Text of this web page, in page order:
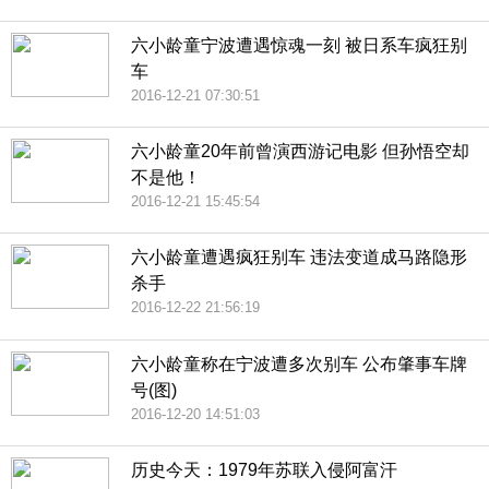
六小龄童宁波遭遇惊魂一刻 被日系车疯狂别
车
2016-12-21 07:30:51
六小龄童20年前曾演西游记电影 但孙悟空却
不是他！
2016-12-21 15:45:54
六小龄童遭遇疯狂别车 违法变道成马路隐形
杀手
2016-12-22 21:56:19
六小龄童称在宁波遭多次别车 公布肇事车牌
号(图)
2016-12-20 14:51:03
历史今天：1979年苏联入侵阿富汗